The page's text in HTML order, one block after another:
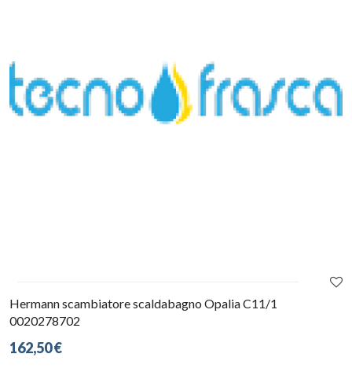
Hermann scambiatore scaldabagno Opalia C11/1
0020278702
162,50 €